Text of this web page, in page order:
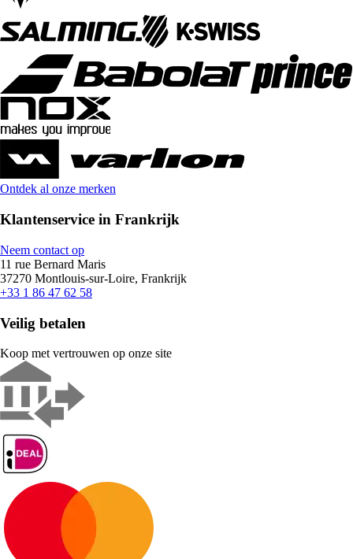
Ontdek al onze merken
Klantenservice in Frankrijk
Neem contact op
11 rue Bernard Maris
37270 Montlouis-sur-Loire, Frankrijk
+33 1 86 47 62 58
Veilig betalen
Koop met vertrouwen op onze site